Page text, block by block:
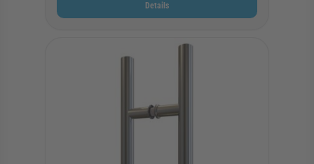
Details